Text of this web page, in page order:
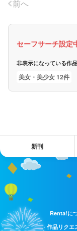
前へ
セーフサーチ設定
非表示になっている作
美女・美少女 12件
新刊
Renta!に
作品リクエ